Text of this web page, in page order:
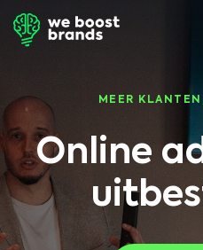
MEER
Online